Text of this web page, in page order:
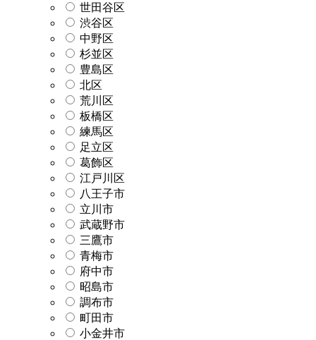
世田谷区
渋谷区
中野区
杉並区
豊島区
北区
荒川区
板橋区
練馬区
足立区
葛飾区
江戸川区
八王子市
立川市
武蔵野市
三鷹市
青梅市
府中市
昭島市
調布市
町田市
小金井市